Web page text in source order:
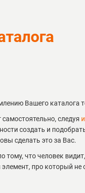
Вашего каталога
следуя
создать и
сделать это за Вас.
тому, что человек
про который